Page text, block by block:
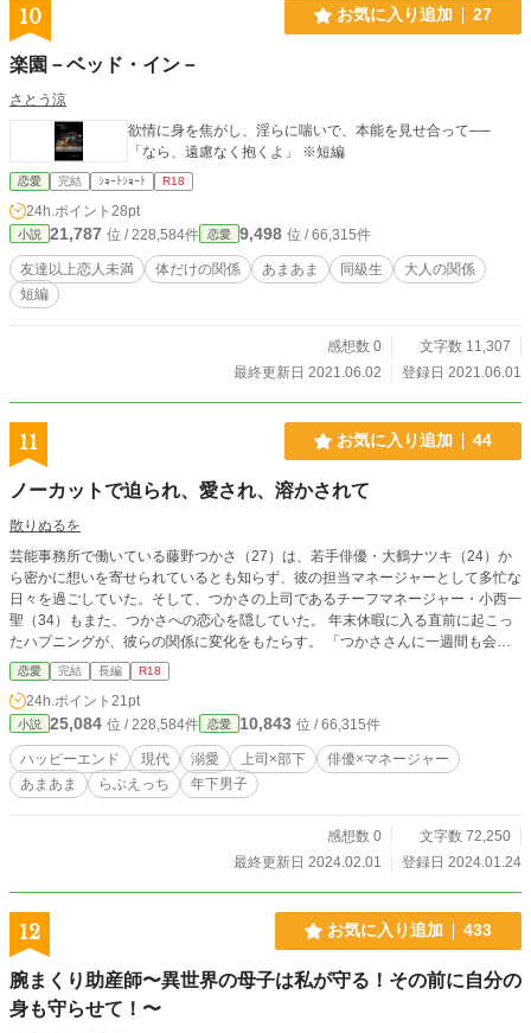
10 お気に入り追加 27
楽園－ベッド・イン－
さとう涼
欲情に身を焦がし、淫らに喘いで、本能を見せ合って──
「なら、遠慮なく抱くよ」 ※短編
恋愛 完結 ｼｮｰﾄｼｮｰﾄ R18
24h.ポイント 28pt
小説 21,787 位 / 228,584件 恋愛 9,498 位 / 66,315件
友達以上恋人未満 体だけの関係 あまあま 同級生
大人の関係
短編
感想数 0
文字数 11,307
最終更新日 2021.06.02
登録日 2021.06.01
11 お気に入り追加 44
ノーカットで迫られ、愛され、溶かされて
散りぬるを
芸能事務所で働いている藤野つかさ（27）は、若手俳優・大鶴ナツキ（24）か
ら密かに想いを寄せられているとも知らず、彼の担当マネージャーとして多忙な
日々を過ごしていた。そして、つかさの上司であるチーフマネージャー・小西一
聖（34）もまた、つかさへの恋心を隠していた。 年末休暇に入る直前に起こっ
たハプニングが、彼らの関係に変化をもたらす。 「つかささんに一週間も会え
ないとか、結構きつい」 ナツキに迫られ、マネージャーという立場から恋に落
ちることを躊躇するつかさ。 「添い寝が必要か？」 小西の包容力と優しさに、
上司ではなく異性として意識してしまうつかさ。 もしも、こうなっていた
ら……二つの世界線からそれぞれの恋愛を追っていく。毎話ヒーローたちが口説
いてくる胸キュンラブストーリー。 ※このお話は「イケメン俳優」ルートと
「イケメン上司」ルートがあります。乙女ゲーム方式ですので、ヒロインが二股
をかけているわけではありません。 ※ムーライトノベルズに掲載している作品
恋愛 完結 長編 R18
24h.ポイント 21pt
小説 25,084 位 / 228,584件 恋愛 10,843 位 / 66,315件
ハッピーエンド 現代 溺愛 上司×部下
俳優×マネージャー
あまあま
らぶえっち 年下男子
感想数 0
文字数 72,250
最終更新日 2024.02.01
登録日 2024.01.24
12 お気に入り追加 433
腕まくり助産師〜異世界の母子は私が守る！その前に自分の
身も守らせて！〜